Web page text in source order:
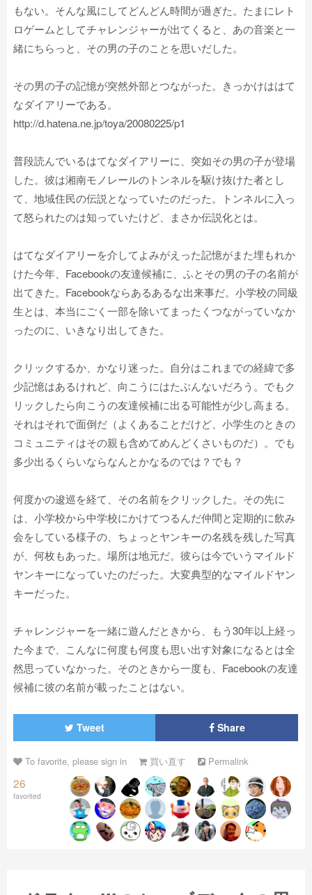
もない。そんな風にしてどんどん時間が過ぎた。たまにレト
ロゲームとしてチャレンジャーが出てくると、あの音楽と一
緒にちらっと、その男の子のことを思いだした。
その男の子の記憶が突然外部とつながった。きっかけははて
なダイアリーである。
http://d.hatena.ne.jp/toya/20080225/p1
普段読んでいるはてなダイアリーに、突如その男の子が登場
した。彼は湘南モノレールのトンネルを駆け抜けた者とし
て、地域住民の伝説となっていたのだった。トンネルに入っ
て怒られたのは知っていたけど、まさか伝説化とは。
はてなダイアリーを介してよみがえった記憶がまた埋もれか
けた今年、Facebookの友達候補に、ふとその男の子の名前が
出てきた。Facebookならあるあるな出来事だ。小学校の同級
生とは、本当にごく一部を除いてまったくつながっていなか
ったのに、いきなり出してきた。
クリックするか、かなり迷った。自分はこれまでの経緯で多
少記憶はあるけれど、向こうにはたぶんないだろう。でもク
リックしたら向こうの友達候補に出る可能性が少し高まる。
それはそれで面倒だ（よくあることだけど、小学生のときの
コミュニティはその親も含めてめんどくさいものだ）。でも
多少出るくらいならなんとかなるのでは？でも？
何度かの逡巡を経て、その名前をクリックした。その先に
は、小学校から中学校にかけてつるんだ仲間と定期的に飲み
会をしている様子の、ちょっとヤンキーの名残を残した写真
が、何枚もあった。場所は地元だ。彼らは今でいうマイルド
ヤンキーになっていたのだった。大変典型的なマイルドヤン
キーだった。
チャレンジャーを一緒に遊んだときから、もう30年以上経っ
た今まで、こんなに何度も何度も思い出す対象になるとは全
然思っていなかった。そのときから一度も、Facebookの友達
候補に彼の名前が載ったことはない。
Tweet Share
To favorite, please sign in 買い直す Permalink
26
favorited